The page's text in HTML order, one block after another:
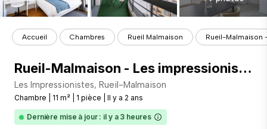
Accueil Chambres Rueil Malmaison Rueil-Malmaison
Rueil-Malmaison - Les impressionistes - Chambre 2
Les Impressionistes, Rueil-Malmaison
Chambre 11 m² 1 pièce Il y a 2 ans
Dernière mise à jour : il y a 3 heures